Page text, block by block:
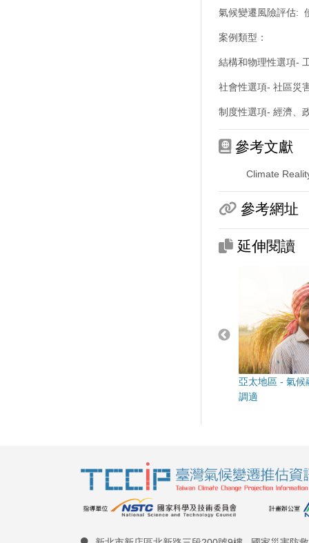
氣候變遷風險評估:
案例類型：
結構和物理性選項-
社會性選項- 社區災
制度性選項- 經濟、
參考文獻
Climate
參考網址
延伸閱讀
亞太地區 - 氣候
調適